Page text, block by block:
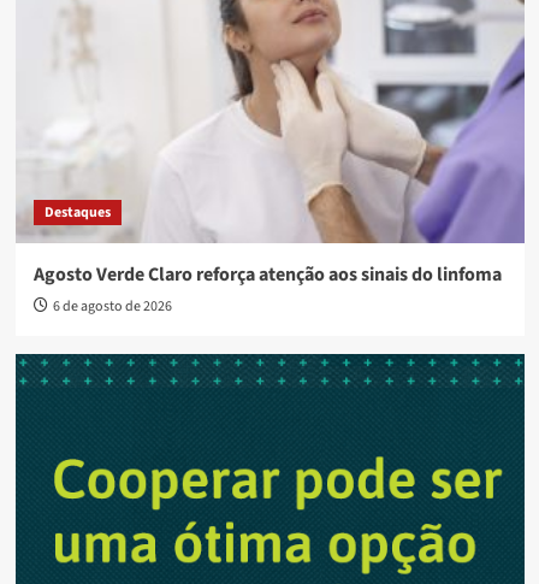
Destaques
Agosto Verde Claro reforça atenção aos sinais do linfoma
6 de agosto de 2026